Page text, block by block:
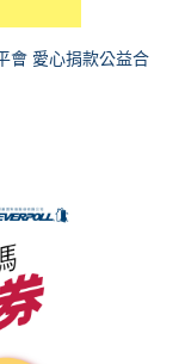
會 愛心捐款公益合